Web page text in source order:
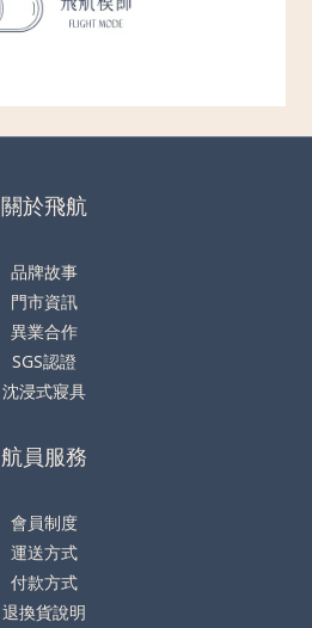
關於飛航
品牌故事
門市資訊
異業合作
SGS認證
沈浸式寢具
航員服務
會員制度
運送方式
付款方式
退換貨說明